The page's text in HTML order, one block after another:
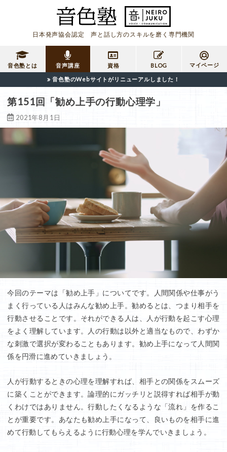
日本発声協会認定 声と話し方のスキルを磨く専門機関
音色塾とは 音声講座 資格 BLOG マイページ
音色塾のWebサイトがリニューアルしました！
第151回「勧め上手の行動心理学」
2021年8月1日
今回のテーマは「勧め上手」についてです。人間関係や仕事がう
まく行っている人はみんな勧め上手。勧めるとは、つまり相手を
行動させることです。それができる人は、人が行動を起こす心理
をよく理解しています。人の行動は以外と適当なもので、わずか
な刺激で選択が変わることもあります。勧め上手になって人間関
係を円滑に進めていきましょう。
人が行動するときの心理を理解すれば、相手との関係をスムーズ
に築くことができます。論理的にガッチリと説得すれば相手が動
くわけではありません。行動したくなるような「流れ」を作るこ
とが重要です。あなたも勧め上手になって、良いものを相手に進
めて行動してもらえるように行動心理を学んでいきましょう。